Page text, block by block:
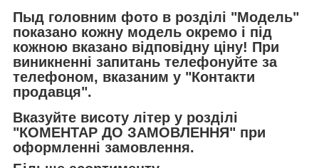
Пыд головним фото в розділі "Модель"
показано кожну модель окремо і під
кожною вказано відповідну ціну! При
виникненні запитань телефонуйте за
телефоном, вказаним у "Контакти
продавця".
Вказуйте висоту літер у розділі
"КОМЕНТАР ДО ЗАМОВЛЕННЯ" при
оформленні замовлення.